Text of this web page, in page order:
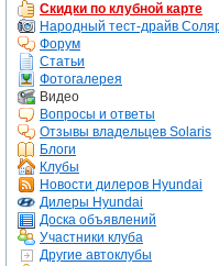
Скидки по клубной карте
Народный тест-драйв
Форум
Статьи
Фотогалерея
Видео
Вопросы и ответы
Отзывы владельцев Solaris
Блоги
Клубы
Новости дилеров Hyundai
Дилеры Hyundai
Доска объявлений
Участники клуба
Другие автоклубы